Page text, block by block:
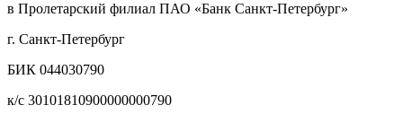
в Пролетарский филиал ПАО «Банк Санкт-Петербург»
г. Санкт-Петербург
БИК 044030790
к/с 30101810900000000790